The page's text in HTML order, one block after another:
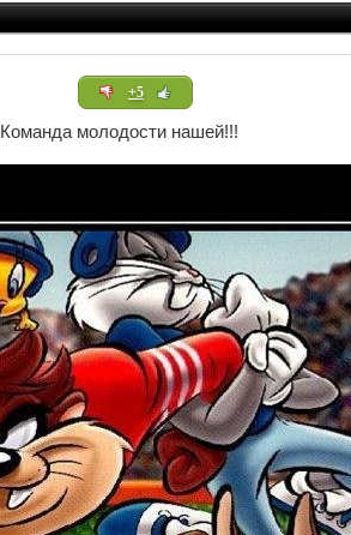
+5
Команда молодости нашей!!!